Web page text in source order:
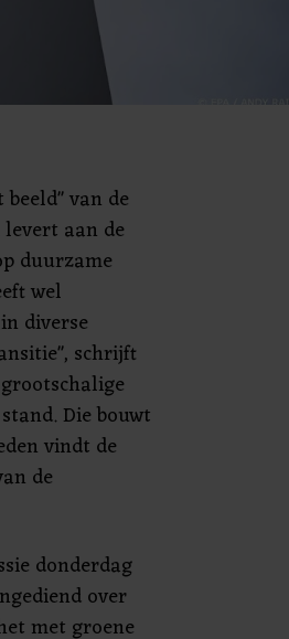
van de
aan de
duurzame
wel
diverse
schrijft
Die bouwt
vindt de
de
donderdag
over
met groene